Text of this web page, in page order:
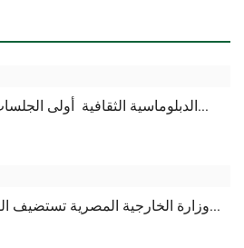
الدبلوماسية الثقافية أولى الجلسات الحوارية ضمن فعاليات...
وزارة الخارجية المصرية تستضيف القيادات الشبابية المشاركة...